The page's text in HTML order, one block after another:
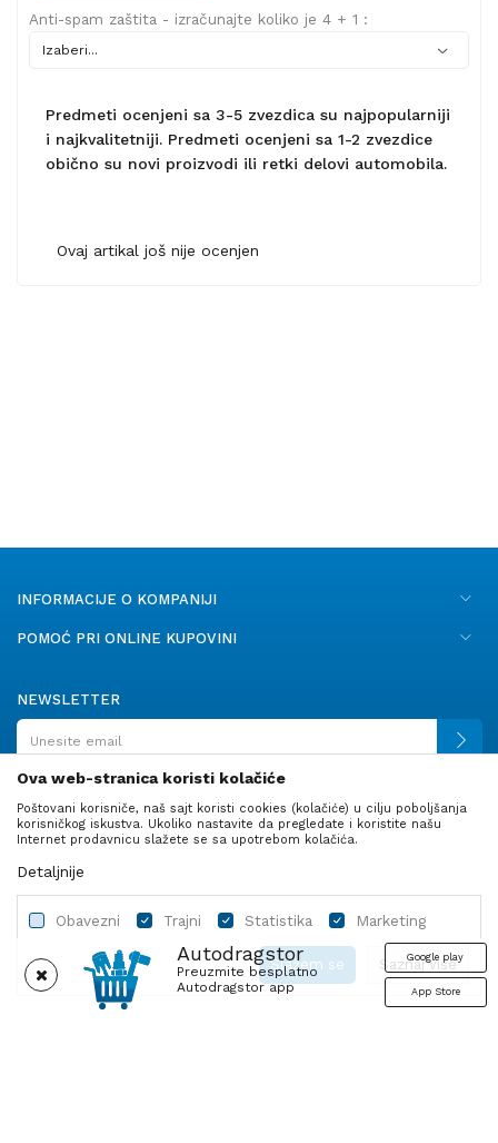
Autodragstor
Preuzmite besplatno
Autodragstor app
Google play
App Store
Anti-spam zaštita - izračunajte koliko je 4 + 1 :
Predmeti ocenjeni sa 3-5 zvezdica su najpopularniji
i najkvalitetniji. Predmeti ocenjeni sa 1-2 zvezdice
obično su novi proizvodi ili retki delovi automobila.
Ovaj artikal još nije ocenjen
INFORMACIJE O KOMPANIJI
POMOĆ PRI ONLINE KUPOVINI
NEWSLETTER
PRATITE NAS
Autodelovi Ulje i tečnosti
Ova web-stranica koristi kolačiće
Poštovani korisniče, naš sajt koristi cookies (kolačiće) u cilju poboljšanja
korisničkog iskustva. Ukoliko nastavite da pregledate i koristite našu
Internet prodavnicu slažete se sa upotrebom kolačića.
Detaljnije
Obavezni Trajni Statistika Marketing
Saznaj više
Slažem se